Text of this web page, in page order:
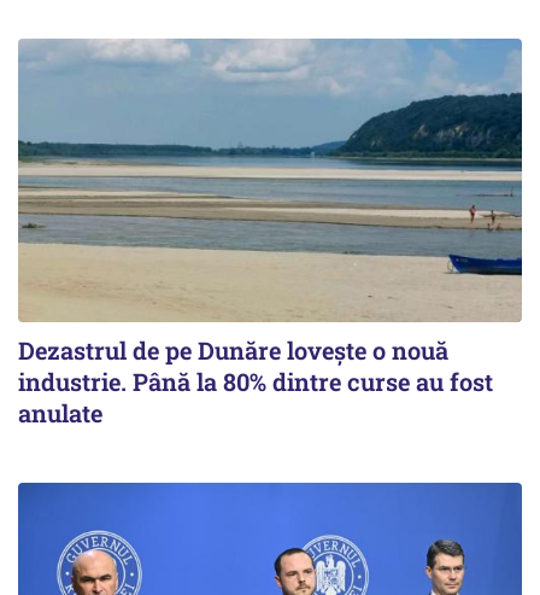
Dezastrul de pe Dunăre lovește o nouă
industrie. Până la 80% dintre curse au fost
anulate